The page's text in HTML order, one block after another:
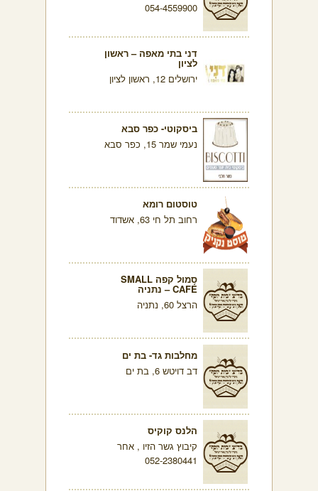
054-4559900
דני בתי מאפה – ראשון
לציון
ירושלים 12, ראשון לציון
ביסקוטי- כפר סבא
נעמי שמר 15, כפר סבא
טוסטום רומא
רחוב תל חי 63, אשדוד
סמול קפה SMALL
CAFÉ – נתניה
הרצל 60, נתניה
מחלבות גד- בת ים
דב דויטש 6, בת ים
הלנס קוקיס
קיבוץ גשר הזיו , אחר
052-2380441